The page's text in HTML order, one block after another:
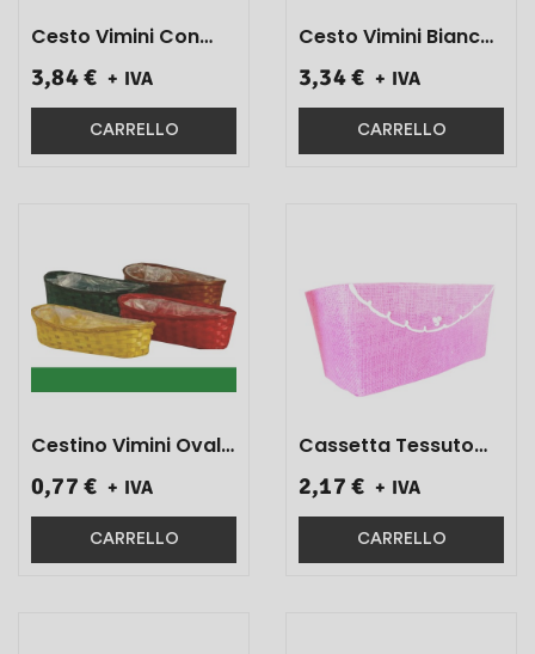
Cesto Vimini Con
Pz}
3,84 € + IVA
CARRELLO
Cesto Vimini Bianco
Pz}
3,34 € + IVA
CARRELLO
Cestino Vimini Ovale
0,77 € + IVA
CARRELLO
Cassetta Tessuto
Rettangolare Rosa
30x14x14 1 Pz}
2,17 € + IVA
CARRELLO